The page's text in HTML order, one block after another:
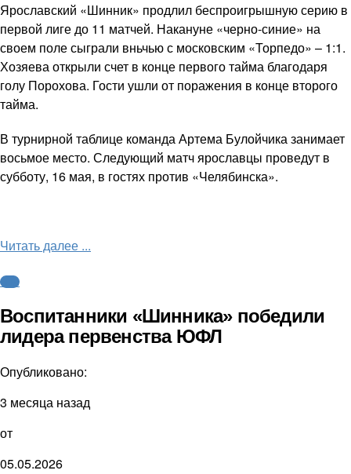
Ярославский «Шинник» продлил беспроигрышную серию в
первой лиге до 11 матчей. Накануне «черно-синие» на
своем поле сыграли вньчью с московским «Торпедо» – 1:1.
Хозяева открыли счет в конце первого тайма благодаря
голу Порохова. Гости ушли от поражения в конце второго
тайма.
В турнирной таблице команда Артема Булойчика занимает
восьмое место. Следующий матч ярославцы проведут в
субботу, 16 мая, в гостях против «Челябинска».
Читать далее ...
ФНЛ
Воспитанники «Шинника» победили
лидера первенства ЮФЛ
Опубликовано:
3 месяца назад
от
05.05.2026